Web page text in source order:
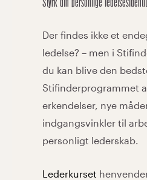
Styrk din personlige
Der findes ikke et
ledelse? – men i
du kan blive den
Stifinderprogrammet
erkendelser, nye
indgangsvinkler til
personligt lederskab.
Lederkurset